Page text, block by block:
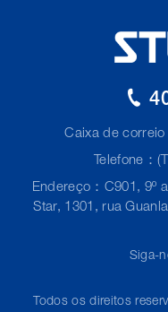
Caixa de correio
Telefone：
Endereço：C901, 9º
Star, 1301, rua
Siga-
Todos os direitos